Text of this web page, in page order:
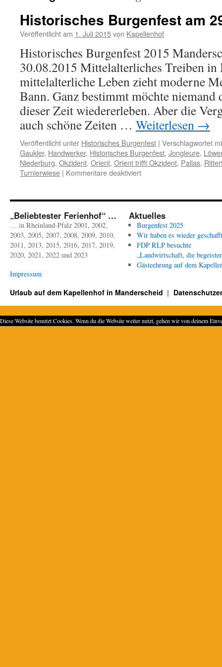
Historisches Burgenfest am
Veröffentlicht am 1. Juli 2015von Kapellenhof
Historisches Burgenfest 2015
30.08.2015 Mittelalterliches Treiben in
mittelalterliche Leben zieht moderne
Bann. Ganz bestimmt möchte niemand
dieser Zeit wiedererleben. Aber die
auch schöne Zeiten … Weiterlesen →
Veröffentlicht unter Historisches Burgenfest | Verschlagwortet
Gaukler, Handwerker, Historisches Burgenfest, Jongleure,
Niederburg, Okzident, Orient, Orient trifft Okzident, Pallas,
Turnierwiese | Kommentare deaktiviertfür
am
29.
und
30.
August
„Beliebtester Ferienhof“ …
… in Rheinland-Pfalz 2001, 2002,
2003, 2005, 2007, 2008, 2009, 2010,
2011, 2013, 2015, 2016, 2017, 2019,
2020, 2021, 2022 und 2023
Impressum
Aktuelles
Burgenfest 2025
Wir haben es wieder
FDP RLP besuchte
„Landwirtschaft, die
Gästeehrung auf dem
Urlaub auf dem Kapellenhof in Manderscheid
Diese Website benutzt Cookies. Wenn du die Website weiter nutzt, gehen wir von deinem